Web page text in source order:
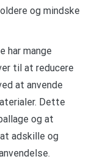
og mindske
har mange
til at reducere
at anvende
Dette
og at
adskille og